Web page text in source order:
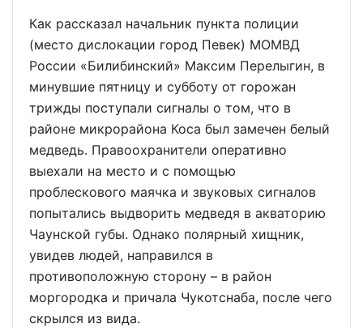
Как рассказал начальник пункта полиции
(место дислокации город Певек) МОМВД
России «Билибинский» Максим Перелыгин, в
минувшие пятницу и субботу от горожан
трижды поступали сигналы о том, что в
районе микрорайона Коса был замечен белый
медведь. Правоохранители оперативно
выехали на место и с помощью
проблескового маячка и звуковых сигналов
попытались выдворить медведя в акваторию
Чаунской губы. Однако полярный хищник,
увидев людей, направился в
противоположную сторону – в район
моргородка и причала Чукотснаба, после чего
скрылся из вида.